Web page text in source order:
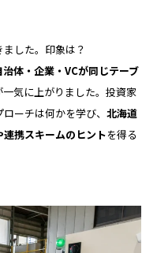
した。印象は？
体・企業・VCが同じテーブ
気に上がりました。投資家
ーチは何かを学び、 北海道
携スキームのヒントを得る